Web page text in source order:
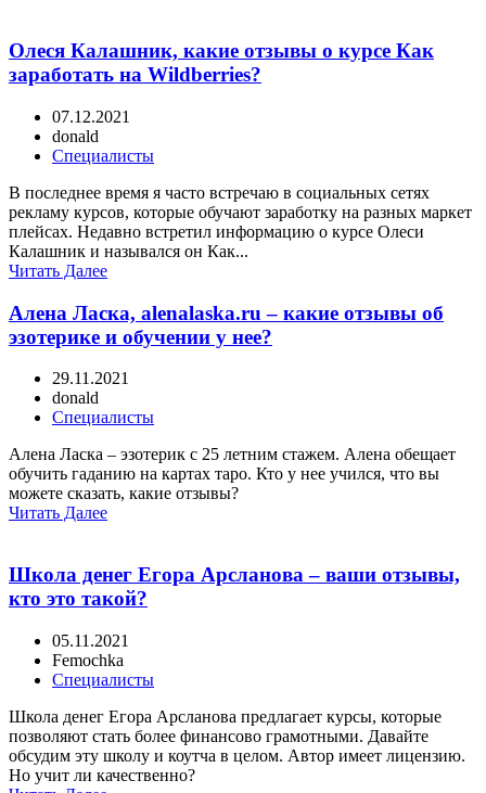
Олеся Калашник, какие отзывы о курсе Как
заработать на Wildberries?
07.12.2021
donald
Специалисты
В последнее время я часто встречаю в социальных сетях
рекламу курсов, которые обучают заработку на разных маркет
плейсах. Недавно встретил информацию о курсе Олеси
Калашник и назывался он Как...
Читать Далее
Алена Ласка, alenalaska.ru – какие отзывы об
эзотерике и обучении у нее?
29.11.2021
donald
Специалисты
Алена Ласка – эзотерик с 25 летним стажем. Алена обещает
обучить гаданию на картах таро. Кто у нее учился, что вы
можете сказать, какие отзывы?
Читать Далее
Школа денег Егора Арсланова – ваши отзывы,
кто это такой?
05.11.2021
Femochka
Специалисты
Школа денег Егора Арсланова предлагает курсы, которые
позволяют стать более финансово грамотными. Давайте
обсудим эту школу и коутча в целом. Автор имеет лицензию.
Но учит ли качественно?